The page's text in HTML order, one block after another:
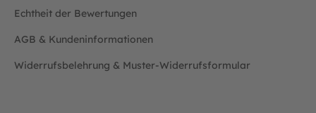
Echtheit der Bewertungen
AGB & Kundeninformationen
Widerrufsbelehrung & Muster-Widerrufsformular